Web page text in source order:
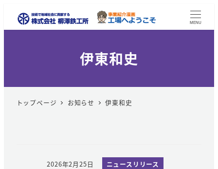
MENU
伊東和史
トップページ お知らせ 伊東和史
2026年2月25日 ニュースリリース